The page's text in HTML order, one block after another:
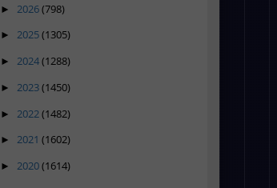
► 2026(798)
► 2025(1305)
► 2024(1288)
► 2023(1450)
► 2022(1482)
► 2021 (1602)
► 2020(1614)